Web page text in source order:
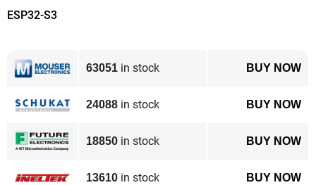
d’autres systèmes IoT complexes.
ESP32-S3
63051 in stock BUY NOW
24088 in stock BUY NOW
18850 in stock BUY NOW
13610 in stock BUY NOW